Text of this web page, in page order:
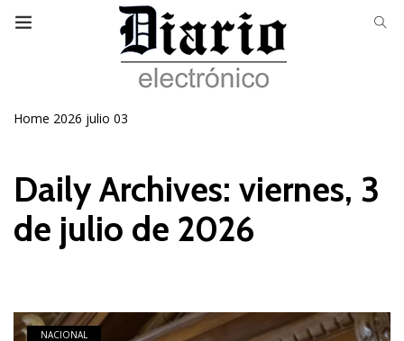
Home 2026 julio 03
Daily Archives: viernes, 3
de julio de 2026
NACIONAL